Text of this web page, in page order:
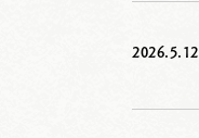
2026.5.12